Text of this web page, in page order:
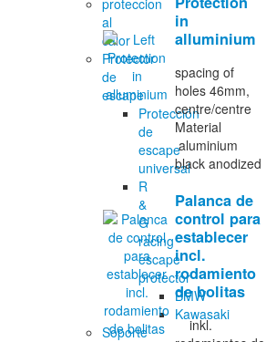
al
calor
Protector
de
escape
Protección
de
escape
universal
R
&
G
racing
escape
protector
BMW
Kawasaki
Soporte
in
alluminium
spacing of
holes 46mm,
centre/centre
Material
aluminium
black anodized
Palanca de
control para
establecer
incl.
rodamiento
de bolitas
inkl.